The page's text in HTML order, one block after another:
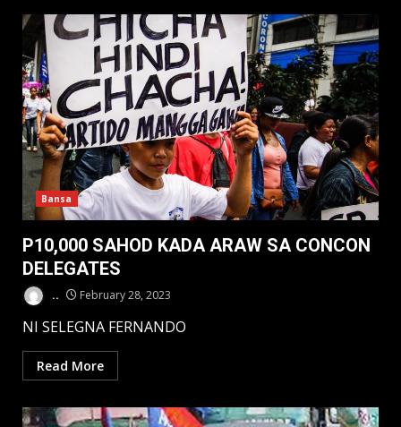
Bansa
P10,000 SAHOD KADA ARAW SA CONCON
DELEGATES
.. February 28, 2023
NI SELEGNA FERNANDO
Read More